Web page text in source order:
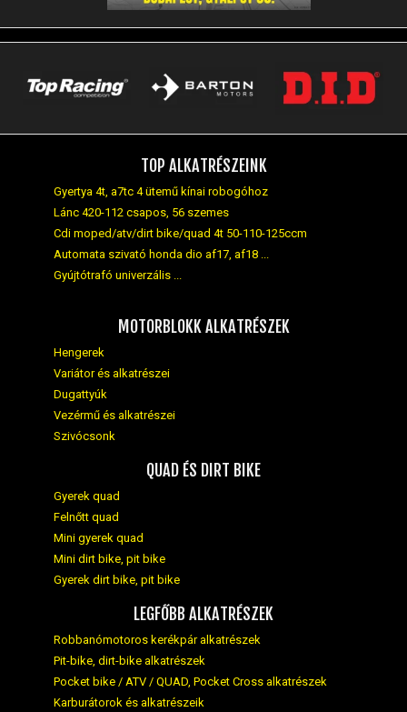
TOP ALKATRÉSZEINK
Gyertya 4t, a7tc 4 ütemű kínai robogóhoz
Lánc 420-112 csapos, 56 szemes
Cdi moped/atv/dirt bike/quad 4t 50-110-125ccm
Automata szivató honda dio af17, af18 ...
Gyújtótrafó univerzális ...
MOTORBLOKK ALKATRÉSZEK
Hengerek
Variátor és alkatrészei
Dugattyúk
Vezérmű és alkatrészei
Szivócsonk
QUAD ÉS DIRT BIKE
Gyerek quad
Felnőtt quad
Mini gyerek quad
Mini dirt bike, pit bike
Gyerek dirt bike, pit bike
LEGFŐBB ALKATRÉSZEK
Robbanómotoros kerékpár alkatrészek
Pit-bike, dirt-bike alkatrészek
Pocket bike / ATV / QUAD, Pocket Cross alkatrészek
Karburátorok és alkatrészeik